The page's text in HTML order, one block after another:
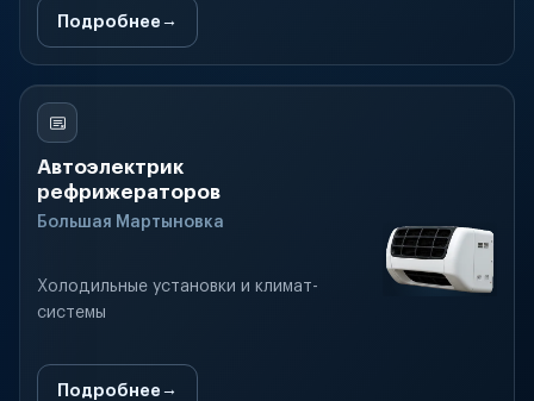
Подробнее
Автоэлектрик
рефрижераторов
Большая Мартыновка
Холодильные установки и климат-
системы
Подробнее